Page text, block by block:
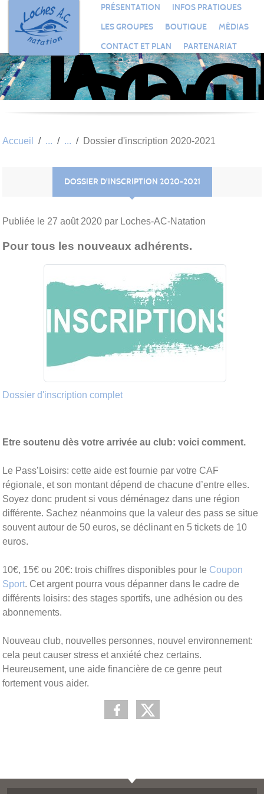
PRÉSENTATION
INFOS PRATIQUES
LES GROUPES
BOUTIQUE
MÉDIAS
CONTACT ET PLAN
PARTENARIAT
Accueil Dossier d'inscription 2020-2021
DOSSIER D'INSCRIPTION 2020-2021
Publiée le 27 août 2020 par Loches-AC-Natation
Pour tous les nouveaux adhérents.
Dossier d'inscription complet
Etre soutenu dès votre arrivée au club: voici comment.
Le Pass’Loisirs: cette aide est fournie par votre CAF
régionale, et son montant dépend de chacune d’entre elles.
Soyez donc prudent si vous déménagez dans une région
différente. Sachez néanmoins que la valeur des pass se situe
souvent autour de 50 euros, se déclinant en 5 tickets de 10
euros.
10€, 15€ ou 20€: trois chiffres disponibles pour le Coupon
Sport. Cet argent pourra vous dépanner dans le cadre de
différents loisirs: des stages sportifs, une adhésion ou des
abonnements.
Nouveau club, nouvelles personnes, nouvel environnement:
cela peut causer stress et anxiété chez certains.
Heureusement, une aide financière de ce genre peut
fortement vous aider.
Panneau de gestion des cookies